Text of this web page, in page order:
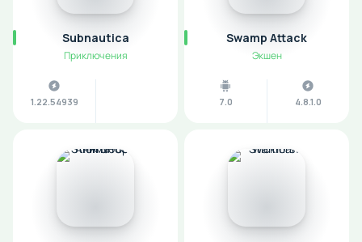
Subnautica
Приключения
1.22.54939
Swamp Attack
Экшен
7.0 4.8.1.0